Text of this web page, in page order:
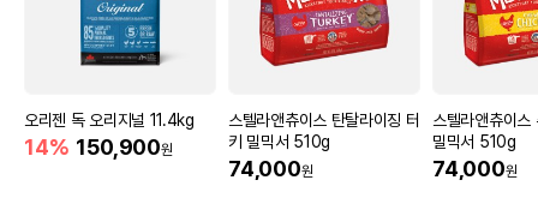
오리젠 독 오리지널 11.4kg
14% 150,900원
스텔라앤츄이스 탄탈라이징 터
키 밀믹서 510g
74,000원
스텔라앤츄이스
밀믹서 510g
74,000원